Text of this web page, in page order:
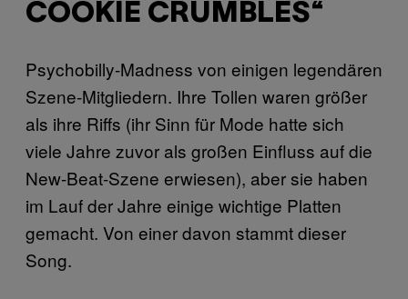
COOKIE CRUMBLES“
Psychobilly-Madness von einigen legendären
Szene-Mitgliedern. Ihre Tollen waren größer
als ihre Riffs (ihr Sinn für Mode hatte sich
viele Jahre zuvor als großen Einfluss auf die
New-Beat-Szene erwiesen), aber sie haben
im Lauf der Jahre einige wichtige Platten
gemacht. Von einer davon stammt dieser
Song.